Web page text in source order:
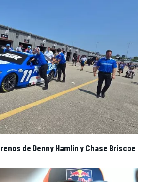
de Denny Hamlin y Chase Briscoe